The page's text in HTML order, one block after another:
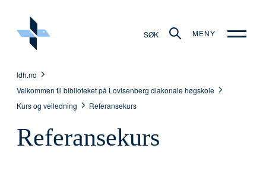
SØK MENY
ldh.no
Velkommen til biblioteket på Lovisenberg diakonale høgskole
Kurs og veiledning
Referansekurs
Referansekurs